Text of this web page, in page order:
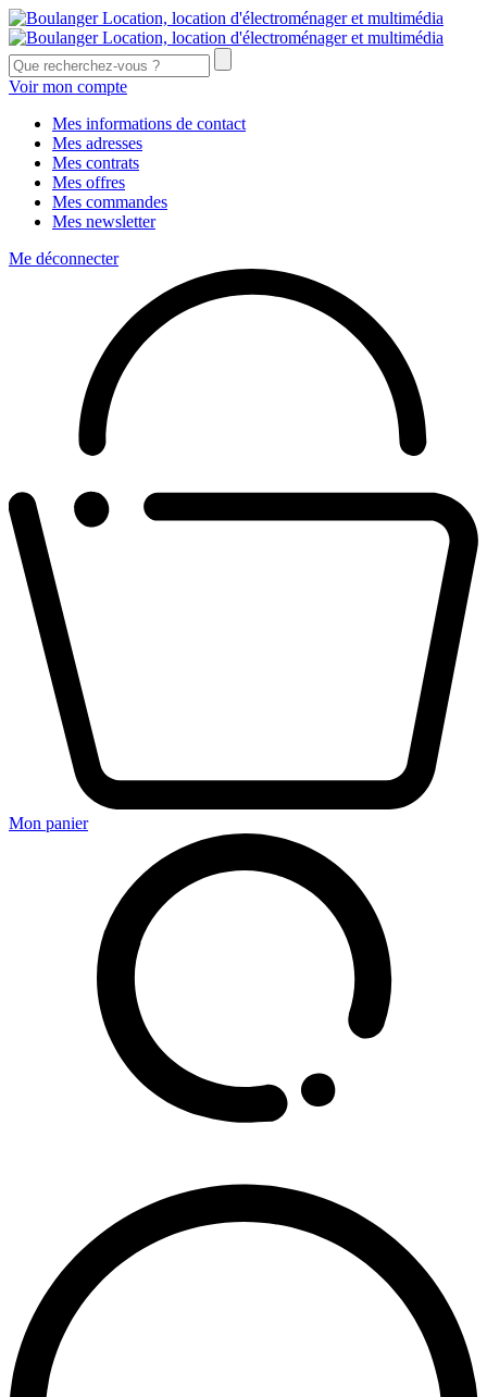
Voir mon compte
Mes informations de contact
Mes adresses
Mes contrats
Mes offres
Mes commandes
Mes newsletter
Me déconnecter
Mon panier